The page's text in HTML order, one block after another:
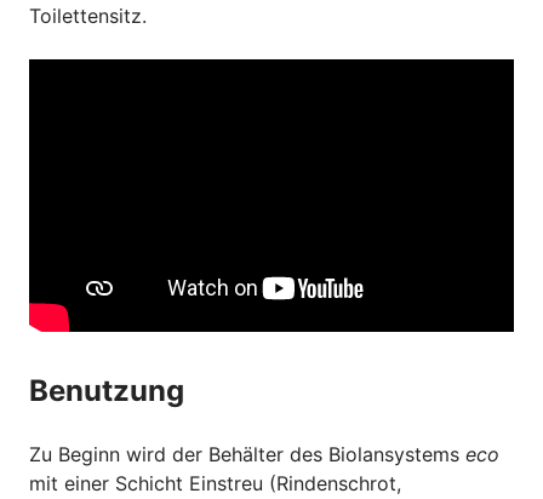
Toilettensitz.
Benutzung
Zu Beginn wird der Behälter des Biolansystems eco
mit einer Schicht Einstreu (Rindenschrot,